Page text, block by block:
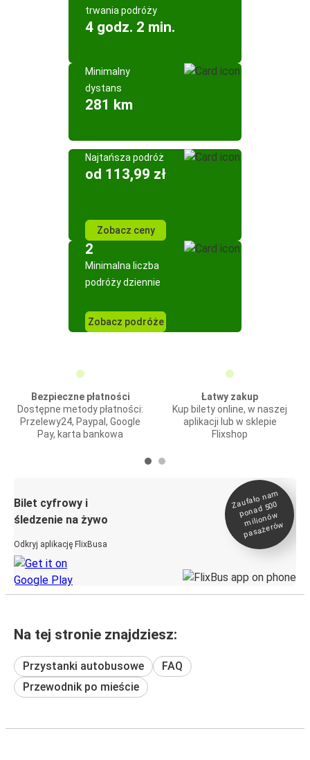
trwania podróży
4 godz. 2 min.
Minimalny
dystans
281 km
Najtańsza podróż
od 113,99 zł
Zobacz ceny
2
Minimalna liczba
podróży dziennie
Zobacz podróże
Bezpieczne płatności
Dostępne metody płatności:
Przelewy24, Paypal, Google
Pay, karta bankowa
Łatwy zakup
Kup bilety online, w naszej
aplikacji lub w sklepie
Flixshop
Bilet cyfrowy i
śledzenie na żywo
Odkryj aplikację FlixBusa
Zaufało na
m
ponad 500
milionó
w
pasażeró
w
Na tej stronie znajdziesz:
Przystanki autobusowe
FAQ
Przewodnik po mieście